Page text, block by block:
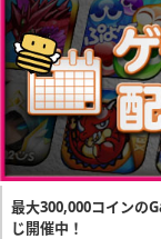
最大300,000コインの
じ開催中！